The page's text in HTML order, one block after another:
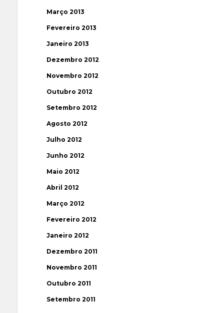
Março 2013
Fevereiro 2013
Janeiro 2013
Dezembro 2012
Novembro 2012
Outubro 2012
Setembro 2012
Agosto 2012
Julho 2012
Junho 2012
Maio 2012
Abril 2012
Março 2012
Fevereiro 2012
Janeiro 2012
Dezembro 2011
Novembro 2011
Outubro 2011
Setembro 2011